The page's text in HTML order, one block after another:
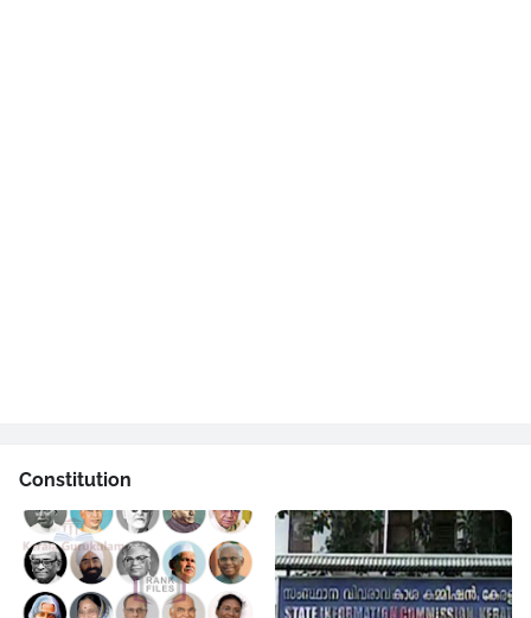
Constitution